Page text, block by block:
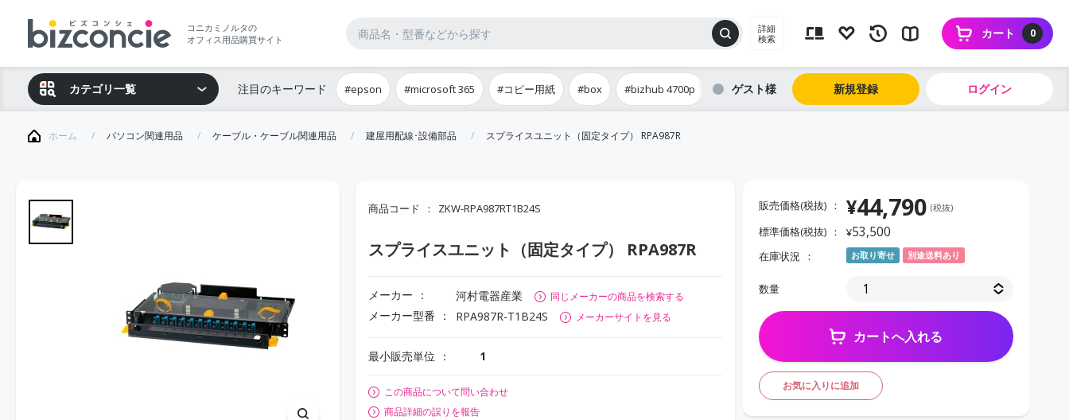
コニカミノルタの
オフィス用品購買サイト
詳細
検索
0
カート
カテゴリ一覧 注目のキーワード #epson #microsoft 365 #コピー用紙 #box #bizhub 4700p ゲスト 新規登録 ログイン
ホーム パソコン関連用品 ケーブル・ケーブル関連用品 建屋用配線･設備部品 スプライスユニット（固定タイプ） RPA987R
商品コード ZKW-RPA987RT1B24S
スプライスユニット（固定タイプ） RPA987R
メーカー 河村電器産業 同じメーカーの商品を検索する
メーカー型番 RPA987R-T1B24S メーカーサイトを見る
最小販売単位 1
この商品について問い合わせ
商品詳細の誤りを報告
販売価格(税抜) ¥44,790 (税抜)
標準価格(税抜) ¥53,500
在庫状況 お取り寄せ 別途送料あり
数量
カートへ入れる
お気に入りに追加